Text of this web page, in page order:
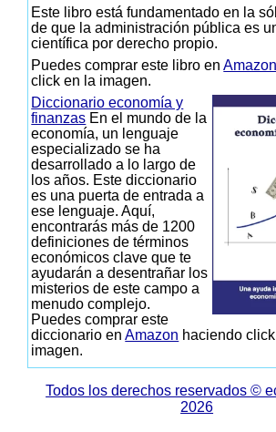
Este libro está fundamentado en la
de que la administración pública es
científica por derecho propio.
Puedes comprar este libro enAmazon
click en la imagen.
Diccionario economía y
finanzas En el mundo de la
economía, un lenguaje
especializado se ha
desarrollado a lo largo de
los años. Este diccionario
es una puerta de entrada a
ese lenguaje. Aquí,
encontrarás más de 1200
definiciones de términos
económicos clave que te
ayudarán a desentrañar los
misterios de este campo a
menudo complejo.
Puedes comprar este
diccionario enAmazon haciendo
imagen.
Todos los derechos reservados ©
2026